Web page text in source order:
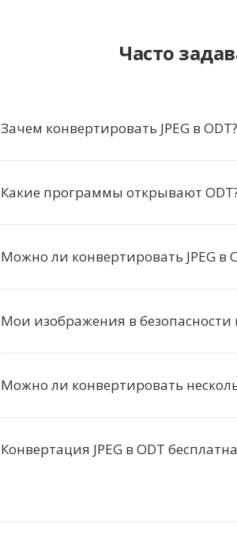
Часто
Зачем конвертировать JPEG в ODT?
Какие программы открывают
Можно ли конвертировать JPEG в
Мои изображения в безопасности
Можно ли конвертировать
Конвертация JPEG в ODT